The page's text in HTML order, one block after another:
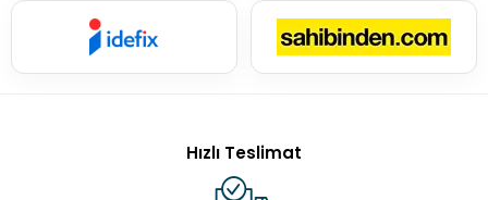
Hızlı Teslimat